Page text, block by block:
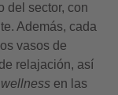
del sector, con
Además, cada
vasos de
relajación, así
wellness en las